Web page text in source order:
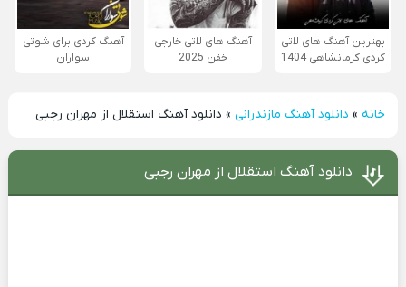
بهترین آهنگ های لاتی
کردی کرمانشاهی 1404
آهنگ های لاتی خارجی
خفن 2025
آهنگ کردی برای شوتی
سواران
خانه» دانلود آهنگ مازندرانی» دانلود آهنگ استقلال از مهران رجبی
دانلود آهنگ استقلال از مهران رجبی